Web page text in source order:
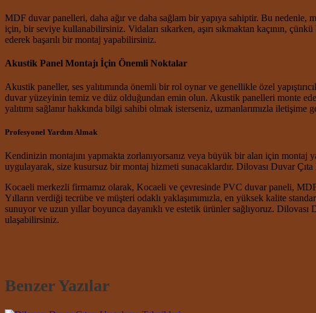
MDF duvar panelleri, daha ağır ve daha sağlam bir yapıya sahiptir. Bu nedenle,
için, bir seviye kullanabilirsiniz. Vidaları sıkarken, aşırı sıkmaktan kaçının,
ederek başarılı bir montaj yapabilirsiniz.
Akustik Panel Montajı İçin Önemli Noktalar
Akustik paneller, ses yalıtımında önemli bir rol oynar ve genellikle özel
duvar yüzeyinin temiz ve düz olduğundan emin olun. Akustik panelleri monte
yalıtımı sağlanır hakkında bilgi sahibi olmak isterseniz, uzmanlarımızla iletişime
Profesyonel Yardım Almak
Kendinizin montajını yapmakta zorlanıyorsanız veya büyük bir alan için
uygulayarak, size kusursuz bir montaj hizmeti sunacaklardır. Dilovası Duvar
Kocaeli merkezli firmamız olarak, Kocaeli ve çevresinde PVC duvar paneli,
Yılların verdiği tecrübe ve müşteri odaklı yaklaşımımızla, en yüksek kalite
sunuyor ve uzun yıllar boyunca dayanıklı ve estetik ürünler sağlıyoruz.
ulaşabilirsiniz.
Benzer Yazılar